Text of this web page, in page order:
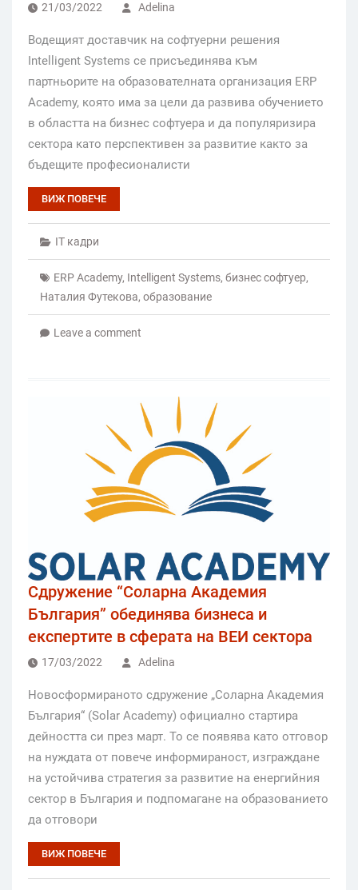
21/03/2022 Adelina
Водещият доставчик на софтуерни решения
Intelligent Systems се присъединява към
партньорите на образователната организация ERP
Academy, която има за цели да развива обучението
в областта на бизнес софтуера и да популяризира
сектора като перспективен за развитие както за
бъдещите професионалисти
ВИЖ ПОВЕЧЕ
IT кадри
ERP Academy, Intelligent Systems, бизнес софтуер,
Наталия Футекова, образование
Leave a comment
Сдружение “Соларна Академия
България” обединява бизнеса и
експертите в сферата на ВЕИ сектора
17/03/2022 Adelina
Новосформираното сдружение „Соларна Академия
България“ (Solar Academy) официално стартира
дейността си през март. То се появява като отговор
на нуждата от повече информираност, изграждане
на устойчива стратегия за развитие на енергийния
сектор в България и подпомагане на образованието
да отговори
ВИЖ ПОВЕЧЕ